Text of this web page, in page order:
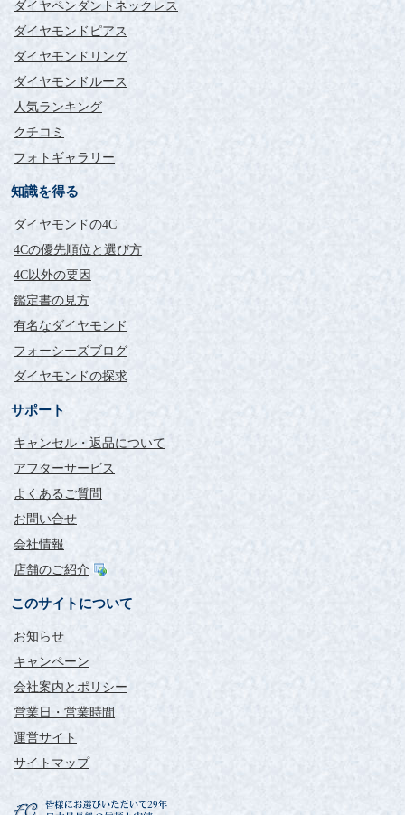
ダイヤペンダントネックレス
ダイヤモンドピアス
ダイヤモンドリング
ダイヤモンドルース
人気ランキング
クチコミ
フォトギャラリー
知識を得る
ダイヤモンドの4C
4Cの優先順位と選び方
4C以外の要因
鑑定書の見方
有名なダイヤモンド
フォーシーズブログ
ダイヤモンドの探求
サポート
キャンセル・返品について
アフターサービス
よくあるご質問
お問い合せ
会社情報
店舗のご紹介
このサイトについて
お知らせ
キャンペーン
会社案内とポリシー
営業日・営業時間
運営サイト
サイトマップ